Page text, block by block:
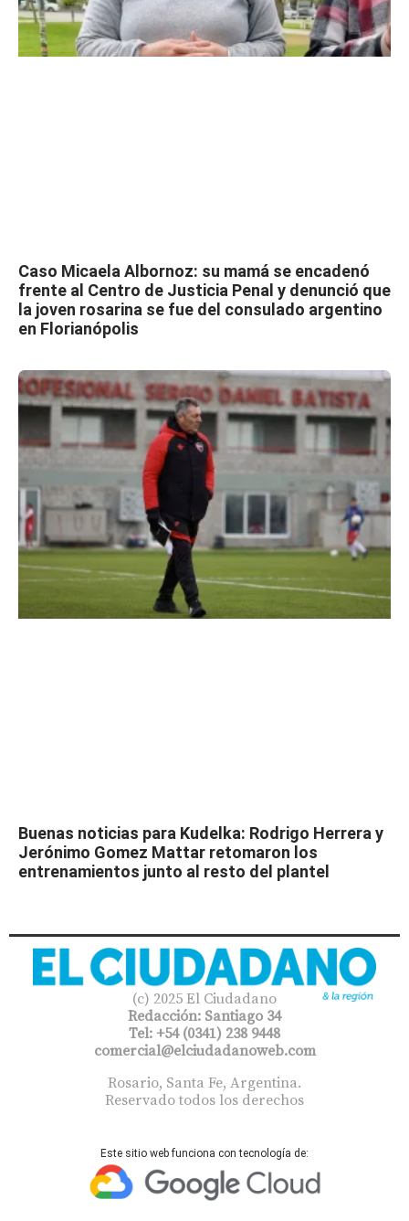
Caso Micaela Albornoz: su mamá se encadenó
frente al Centro de Justicia Penal y denunció que
la joven rosarina se fue del consulado argentino
en Florianópolis
Buenas noticias para Kudelka: Rodrigo Herrera y
Jerónimo Gomez Mattar retomaron los
entrenamientos junto al resto del plantel
(c) 2025 El Ciudadano
Redacción: Santiago 34
Tel: +54 (0341) 238 9448
comercial@elciudadanoweb.com​
Rosario, Santa Fe, Argentina.
Reservado todos los derechos
Este sitio web funciona con tecnología de: